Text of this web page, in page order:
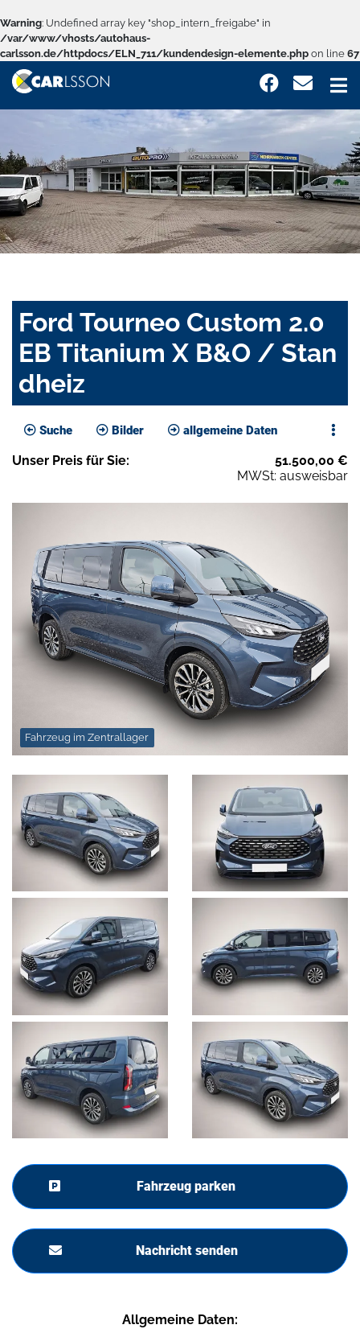
Warning: Undefined array key "shop_intern_freigabe" in
/var/www/vhosts/autohaus-
carlsson.de/httpdocs/ELN_711/kundendesign-elemente.php on line 67
Ford Tourneo Custom 2.0
EB Titanium X B&O / Stan
dheiz
Suche Bilder allgemeine Daten
Unser Preis für Sie: 51.500,00 €
MWSt: ausweisbar
Fahrzeug im Zentrallager
Fahrzeug parken
Nachricht senden
Allgemeine Daten: